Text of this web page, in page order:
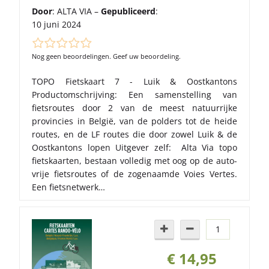
Door: ALTA VIA –Gepubliceerd:
10 juni 2024
Nog geen beoordelingen. Geef uw beoordeling.
TOPO Fietskaart 7 - Luik & Oostkantons
Productomschrijving: Een samenstelling van
fietsroutes door 2 van de meest natuurrijke
provincies in België, van de polders tot de heide
routes, en de LF routes die door zowel Luik & de
Oostkantons lopen Uitgever zelf: Alta Via topo
fietskaarten, bestaan volledig met oog op de auto-
vrije fietsroutes of de zogenaamde Voies Vertes.
Een fietsnetwerk…
€ 14,95